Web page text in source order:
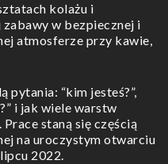
kolażu i
w bezpiecznej i
atmosferze przy kawie,
pytania: “kim jesteś?”,
i jak wiele warstw
Prace staną się częścią
na uroczystym otwarciu
2022.